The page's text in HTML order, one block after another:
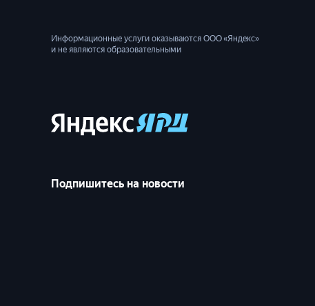
Информационные услуги оказываются ООО «Яндекс»
и не являются образовательными
Подпишитесь на новости